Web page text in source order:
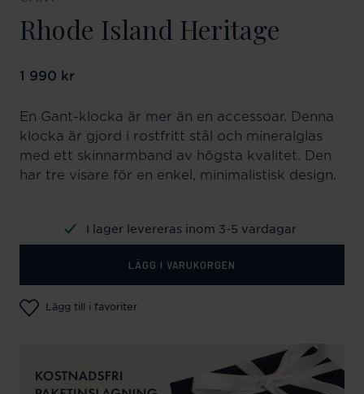
Rhode Island Heritage
Pris:1 990 kr
1 990 kr
En Gant-klocka är mer än en accessoar. Denna
klocka är gjord i rostfritt stål och mineralglas
med ett skinnarmband av högsta kvalitet. Den
har tre visare för en enkel, minimalistisk design.
I lager levereras inom 3-5 vardagar
LÄGG I VARUKORGEN
Lägg till i favoriter